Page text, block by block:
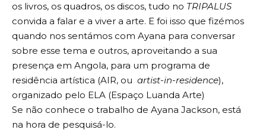
os livros, os quadros, os discos, tudo no TRIPALUS
convida a falar e a viver a arte. E foi isso que fizémos
quando nos sentámos com Ayana para conversar
sobre esse tema e outros, aproveitando a sua
presença em Angola, para um programa de
residência artística (AIR, ou artist-in-residence),
organizado pelo ELA (Espaço Luanda Arte)
Se não conhece o trabalho de Ayana Jackson, está
na hora de pesquisá-lo.